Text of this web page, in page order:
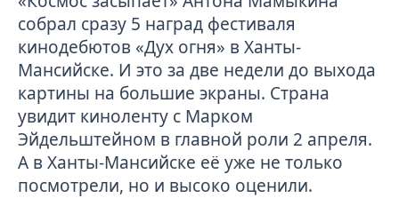
собрал сразу 5 наград фестиваля
кинодебютов «Дух огня» в Ханты-
Мансийске. И это за две недели до выхода
картины на большие экраны. Страна
увидит киноленту с Марком
Эйдельштейном в главной роли 2 апреля.
А в Ханты-Мансийске её уже не только
посмотрели, но и высоко оценили.